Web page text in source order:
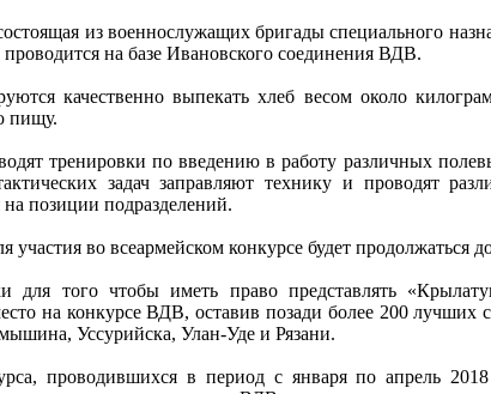
из военнослужащих бригады специального
на базе Ивановского соединения ВДВ.
качественно выпекать хлеб весом около
пищу.
тренировки по введению в работу различных
задач заправляют технику и проводят
позиции подразделений.
во всеармейском конкурсе будет продолжаться
для того чтобы иметь право представлять
на конкурсе ВДВ, оставив позади более 200
Уссурийска, Улан-Уде и Рязани.
проводившихся в период с января по апрель